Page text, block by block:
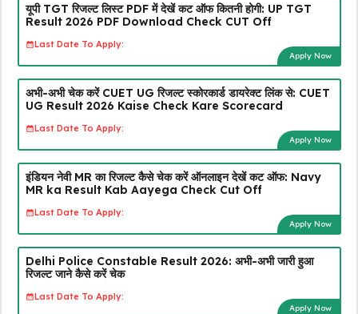
यूपी TGT रिजल्ट लिस्ट PDF में देखें कट ऑफ कितनी होगी: UP TGT
Result 2026 PDF Download Check CUT Off
Last Date To Apply:
Apply Now
अभी-अभी चेक करें CUET UG रिजल्ट स्कोरकार्ड डायरेक्ट लिंक से: CUET
UG Result 2026 Kaise Check Kare Scorecard
Last Date To Apply:
Apply Now
इंडियन नेवी MR का रिजल्ट कैसे चेक करें ऑनलाइन देखें कट ऑफ: Navy
MR ka Result Kab Aayega Check Cut Off
Last Date To Apply:
Apply Now
Delhi Police Constable Result 2026: अभी-अभी जारी हुआ
रिजल्ट जाने कैसे करें चेक
Last Date To Apply:
Apply Now